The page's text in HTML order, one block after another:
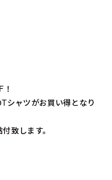
シャツがお買い得となり
致します。